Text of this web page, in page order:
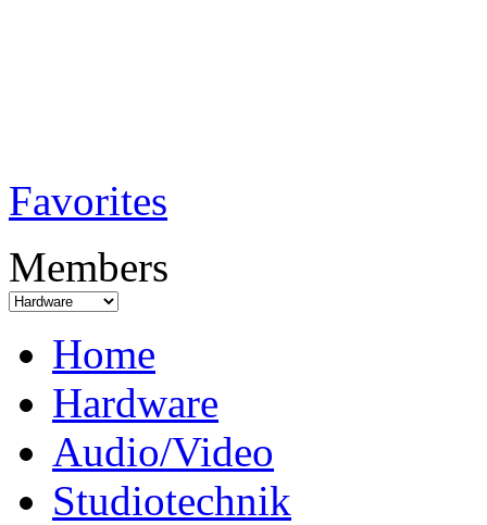
Favorites
Members
Home
Hardware
Audio/Video
Studiotechnik